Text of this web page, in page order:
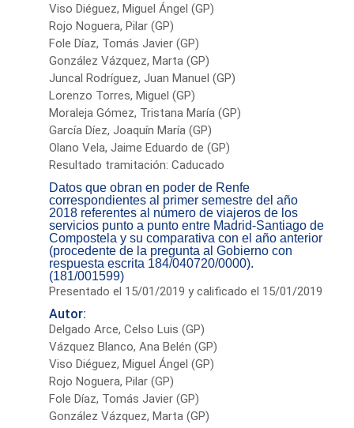
Viso Diéguez, Miguel Ángel (GP)
Rojo Noguera, Pilar (GP)
Fole Díaz, Tomás Javier (GP)
González Vázquez, Marta (GP)
Juncal Rodríguez, Juan Manuel (GP)
Lorenzo Torres, Miguel (GP)
Moraleja Gómez, Tristana María (GP)
García Díez, Joaquín María (GP)
Olano Vela, Jaime Eduardo de (GP)
Resultado tramitación: Caducado
Datos que obran en poder de Renfe
correspondientes al primer semestre del año
2018 referentes al número de viajeros de los
servicios punto a punto entre Madrid-Santiago de
Compostela y su comparativa con el año anterior
(procedente de la pregunta al Gobierno con
respuesta escrita 184/040720/0000).
(181/001599)
Presentado el 15/01/2019 y calificado el 15/01/2019
Autor:
Delgado Arce, Celso Luis (GP)
Vázquez Blanco, Ana Belén (GP)
Viso Diéguez, Miguel Ángel (GP)
Rojo Noguera, Pilar (GP)
Fole Díaz, Tomás Javier (GP)
González Vázquez, Marta (GP)